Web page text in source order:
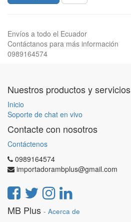
Envíos a todo el Ecuador
Contáctanos para más información
0989164574
Nuestros productos y servicios
Inicio
Soporte de chat en vivo
Contacte con nosotros
Contáctenos
0989164574
importadorambplus@gmail.com
MB Plus - Acerca de